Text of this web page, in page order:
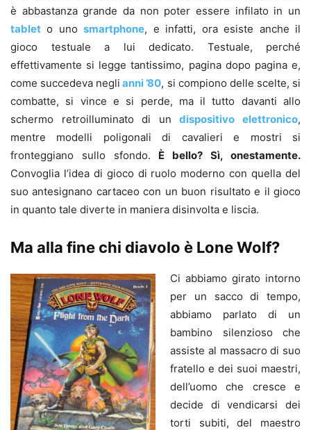
è abbastanza grande da non poter essere infilato in un
tablet o unosmartphone, e infatti, ora esiste anche il
gioco testuale a lui dedicato. Testuale, perché
effettivamente si legge tantissimo, pagina dopo pagina e,
come succedeva negli anni ’80, si compiono delle scelte, si
combatte, si vince e si perde, ma il tutto davanti allo
schermo retroilluminato di undispositivo elettronico,
mentre modelli poligonali di cavalieri e mostri si
fronteggiano sullo sfondo. È bello? Sì, onestamente.
Convoglia l’idea di gioco di ruolo moderno con quella del
suo antesignano cartaceo con un buon risultato e il gioco
in quanto tale diverte in maniera disinvolta e liscia.
Ma alla fine chi diavolo è Lone Wolf?
Ci abbiamo girato intorno
per un sacco di tempo,
abbiamo parlato di un
bambino silenzioso che
assiste al massacro di suo
fratello e dei suoi maestri,
dell’uomo che cresce e
decide di vendicarsi dei
torti subiti, del maestro